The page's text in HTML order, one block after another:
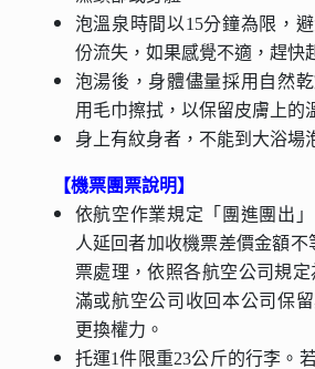
泡溫泉時間以15分鐘為限，
份流失，如果感覺不適，趕快
泡湯後，身體儘量採用自然
用毛巾擦拭，以保留皮膚上的
身上有紋身者，不能到大浴場
【機票團票說明】
依航空作業規定「團進團出
人延回者加收機票差價金額不
票處理，依照各航空公司規
滿或航空公司收回本公司保
更換權力。
托運1件限重23公斤的行李。